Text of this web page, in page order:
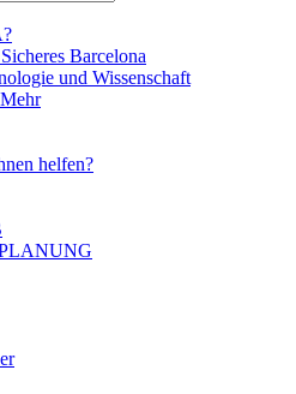
Barcelona
und Wissenschaft
helfen?